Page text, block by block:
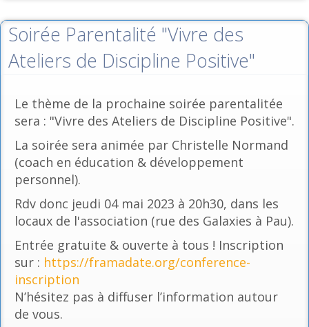
Soirée Parentalité "Vivre des
Ateliers de Discipline Positive"
Le thème de la prochaine soirée parentalitée
sera : "Vivre des Ateliers de Discipline Positive".
La soirée sera animée par Christelle Normand
(coach en éducation & développement
personnel).
Rdv donc jeudi 04 mai 2023 à 20h30, dans les
locaux de l'association (rue des Galaxies à Pau).
Entrée gratuite & ouverte à tous ! Inscription
sur : https://framadate.org/conference-
inscription
N’hésitez pas à diffuser l’information autour
de vous.